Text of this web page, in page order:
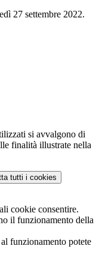
27 settembre 2022.
si avvalgono di
finalità illustrate nella
tutti i cookies
cookie consentire.
il funzionamento della
funzionamento potete